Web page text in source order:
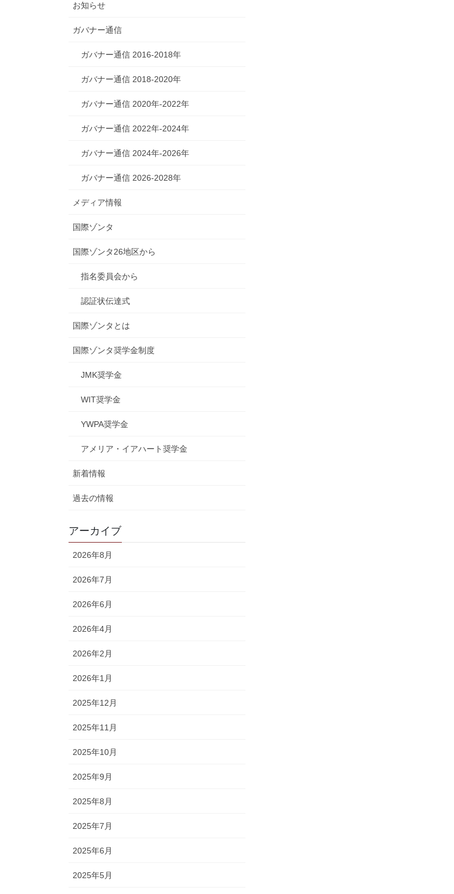
お知らせ
ガバナー通信
ガバナー通信 2016-2018年
ガバナー通信 2018-2020年
ガバナー通信 2020年-2022年
ガバナー通信 2022年-2024年
ガバナー通信 2024年-2026年
ガバナー通信 2026-2028年
メディア情報
国際ゾンタ
国際ゾンタ26地区から
指名委員会から
認証状伝達式
国際ゾンタとは
国際ゾンタ奨学金制度
JMK奨学金
WIT奨学金
YWPA奨学金
アメリア・イアハート奨学金
新着情報
過去の情報
アーカイブ
2026年8月
2026年7月
2026年6月
2026年4月
2026年2月
2026年1月
2025年12月
2025年11月
2025年10月
2025年9月
2025年8月
2025年7月
2025年6月
2025年5月